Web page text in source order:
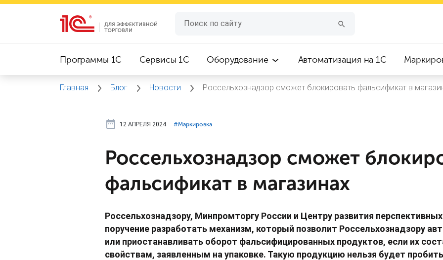
Программы 1C Сервисы 1C Оборудование Автоматизация на 1С
Главная Блог Новости Россельхознадзор сможет блокировать фальсификат в
12 АПРЕЛЯ 2024 #⁣Маркировка
Россельхознадзор сможет
фальсификат в магазинах
Россельхознадзору, Минпромторгу России и Центру развития
поручение разработать механизм, который позволит Россельхознадзору
или приостанавливать оборот фальсифицированных продуктов, если их
свойствам, заявленным на упаковке. Такую продукцию нельзя будет